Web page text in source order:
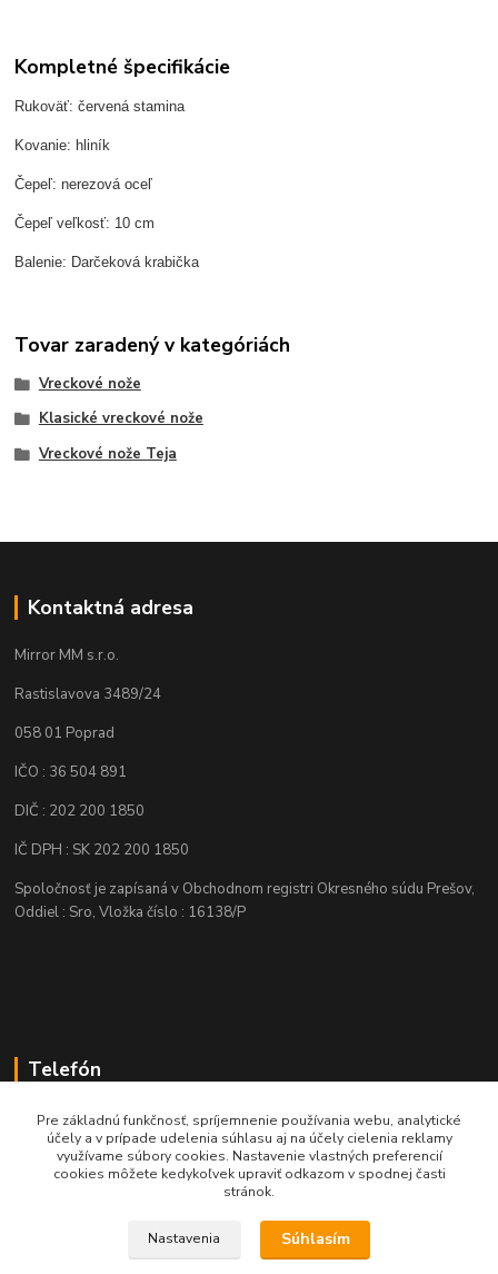
Kompletné špecifikácie
Rukoväť: červená stamina
Kovanie: hliník
Čepeľ: nerezová oceľ
Čepeľ veľkosť: 10 cm
Balenie: Darčeková krabička
Tovar zaradený v kategóriách
Vreckové nože
Klasické vreckové nože
Vreckové nože Teja
Kontaktná adresa
Mirror MM s.r.o.
Rastislavova 3489/24
058 01 Poprad
IČO : 36 504 891
DIČ : 202 200 1850
IČ DPH : SK 202 200 1850
Spoločnosť je zapísaná v Obchodnom registri Okresného súdu Prešov,
Oddiel : Sro, Vložka číslo : 16138/P
Telefón
+421 905 622 625
obchod@nozeplus.sk
Pre základnú funkčnosť, spríjemnenie používania webu, analytické
účely a v prípade udelenia súhlasu aj na účely cielenia reklamy
využívame súbory cookies. Nastavenie vlastných preferencií
cookies môžete kedykoľvek upraviť odkazom v spodnej časti
stránok.
Nastavenia Súhlasím